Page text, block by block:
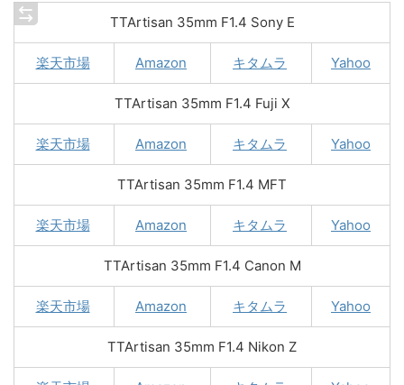
TTArtisan 35mm F1.4 Sony E
楽天市場 Amazon キタムラ Yahoo
TTArtisan 35mm F1.4 Fuji X
楽天市場 Amazon キタムラ Yahoo
TTArtisan 35mm F1.4 MFT
楽天市場 Amazon キタムラ Yahoo
TTArtisan 35mm F1.4 Canon M
楽天市場 Amazon キタムラ Yahoo
TTArtisan 35mm F1.4 Nikon Z